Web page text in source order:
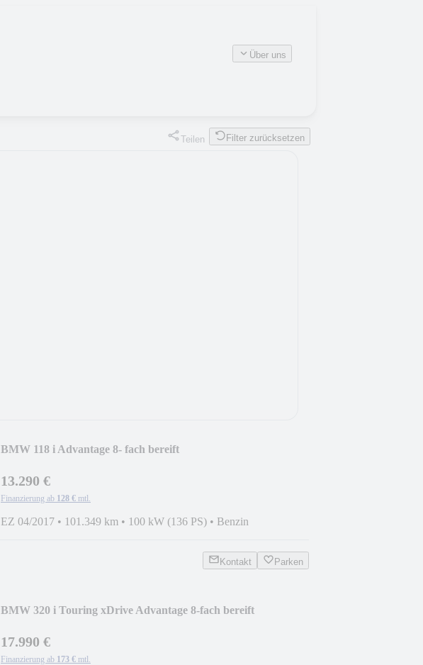
Über uns
Teilen Filter zurücksetzen
BMW 118 i Advantage 8- fach bereift
13.290 €
Finanzierung ab 128 € mtl.
EZ 04/2017 • 101.349 km • 100 kW (136 PS) • Benzin
Kontakt Parken
BMW 320 i Touring xDrive Advantage 8-fach bereift
17.990 €
Finanzierung ab 173 € mtl.